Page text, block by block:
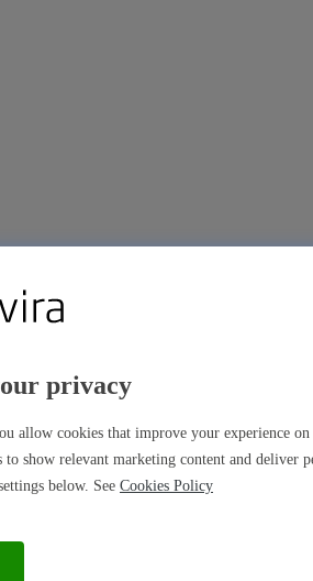
privacy
allow cookies that improve your experience on
to show relevant marketing content and deliver
below. See Cookies Policy